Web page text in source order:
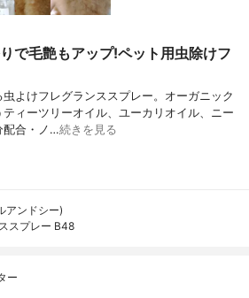
で毛艶もアップ!ペット用虫除けフ
よけフレグランススプレー。オーガニック
ィーツリーオイル、ユーカリオイル、ニー
配合・ノ…続きを見る
ンドシー)
スプレー B48
ー